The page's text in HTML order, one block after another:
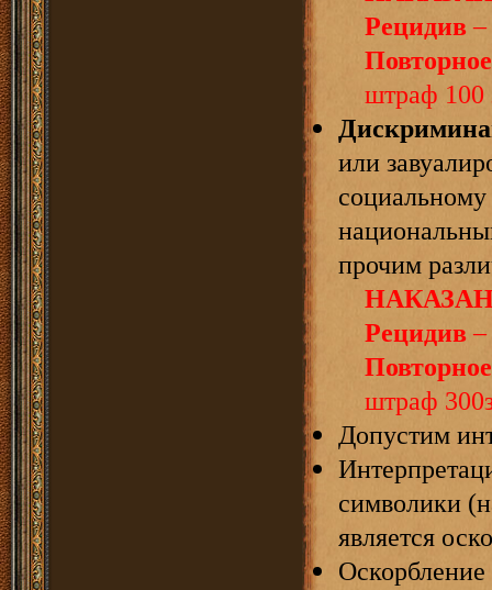
Рецидив–
штраф 100
или
прочим
Рецидив–
штраф
Допустим
символики
является
Оскорбление